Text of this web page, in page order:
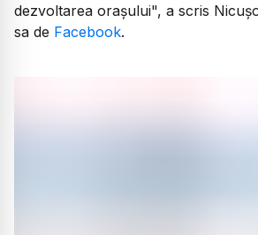
dezvoltarea oraşului", a scris
sa de Facebook.